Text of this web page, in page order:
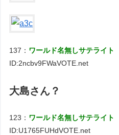
137： ワールド名無しサテライト
ID:2ncbv9FWaVOTE.net
大島さん？
123： ワールド名無しサテライト
ID:U1765FUHdVOTE.net